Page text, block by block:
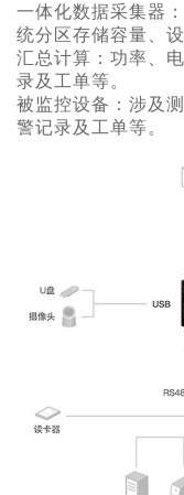
一体化数据采集器
统分区存储容量、
汇总计算：功率、
录及工单等。
被监控设备：涉及
警记录及工单等。